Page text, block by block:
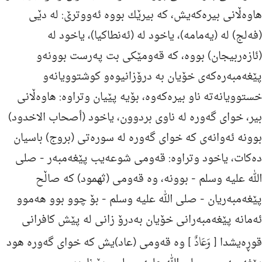
هاوه‌ڵانی بیره‌كه‌یش، كه‌ بیرێك بووه‌ ئه‌ووترێ: له‌ دێى
(فه‌لج) له‌ (یه‌مامه‌)، یاخود له‌ (ئه‌نطاكیا)، یاخود له‌
(ئازه‌ربیجان) بووه‌، كه‌ قه‌ومێكى بت په‌رست بوونه‌و
پێغه‌مبه‌ره‌كه‌ى خۆیان به‌ درۆزانیوه‌و كوشتوویانه‌و
خستوویانه‌ته‌ ناو بیره‌كه‌وه‌، بۆیه‌ پێیان وتراوه‌: هاوه‌ڵانی
بیر، خواى گه‌وره‌ له‌ ناوى بردوون، یاخود (أصحاب الاخدود)
بوونه‌ ئه‌وانه‌ى كه‌ خواى گه‌وره‌ له‌ سوره‌تى (بروج) باسیان
ده‌كات، یاخود وتراوه‌: قه‌ومی شوعه‌یب پێغه‌مبه‌ر - صلی
الله علیه وسلم - بوونه‌، وه‌ قه‌ومی (ثهمود) كه‌ صاڵح
پێغه‌مبه‌ریان - صلی الله علیه وسلم - بۆ چوو بوو هه‌موو
ئه‌مانه‌ پێغه‌مبه‌رانی خۆیان به‌درۆ زانی له‌ پێش كافرانی
قوڕه‌یشدا [ وَعَادٌ ] وه‌ قه‌ومی (عاد)یش كه‌ خوای گه‌وره‌ هود